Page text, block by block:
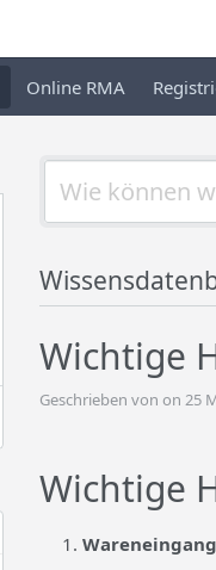
Online RMA
Wichtige
Geschrieben von on 25
Wichtige